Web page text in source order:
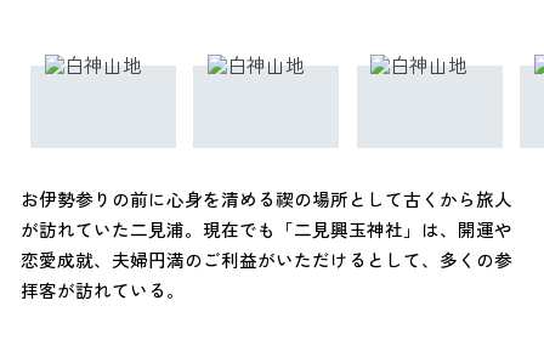
お伊勢参りの前に心身を清める禊の場所として古くから旅人
が訪れていた二見浦。現在でも「二見興玉神社」は、開運や
恋愛成就、夫婦円満のご利益がいただけるとして、多くの参
拝客が訪れている。